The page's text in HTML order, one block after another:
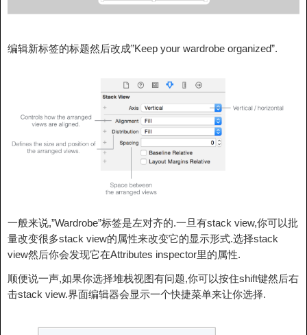
编辑新标签的标题然后改成”Keep your wardrobe organized”.
一般来说,”Wardrobe”标签是左对齐的.一旦有stack view,你可以批
量改变很多stack view的属性来改变它的显示形式.选择stack
view然后你会发现它在Attributes inspector里的属性.
顺便说一声,如果你选择堆栈视图有问题,你可以按住shift键然后右
击stack view.界面编辑器会显示一个快捷菜单来让你选择.